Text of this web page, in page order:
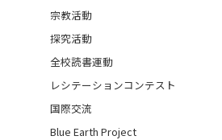
宗教活動
探究活動
全校読書運動
レシテーションコンテスト
国際交流
Blue Earth Project